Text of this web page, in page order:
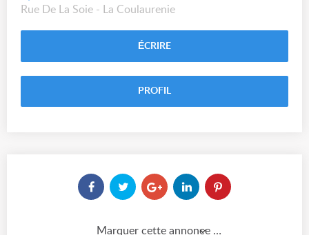
Rue De La Soie - La Coulaurenie
ÉCRIRE
PROFIL
Marquer cette annonce comme...